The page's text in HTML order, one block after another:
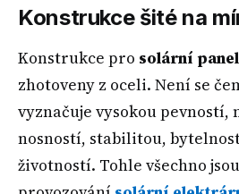
Konstrukce šité na
Konstrukce pro solární
zhotoveny z oceli. Není se
vyznačuje vysokou pevností,
nosností, stabilitou,
životností. Tohle všechno